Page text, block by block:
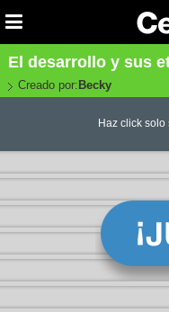
El desarrollo y sus
Creado por: Becky
Haz click